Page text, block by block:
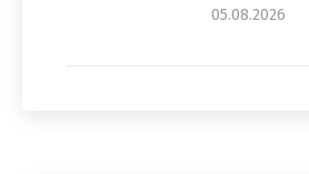
05.08.2026